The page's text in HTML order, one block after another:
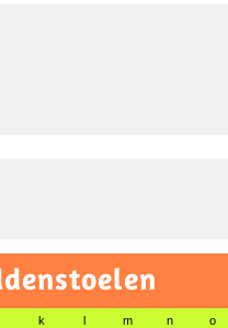
k l m n o